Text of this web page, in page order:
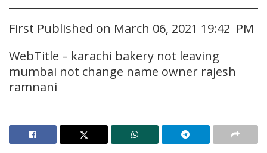
First Published on March 06, 2021 19:42 PM
WebTitle – karachi bakery not leaving
mumbai not change name owner rajesh
ramnani